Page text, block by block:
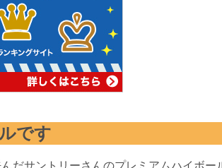
です
だサントリーさんのプレミアムハイボー